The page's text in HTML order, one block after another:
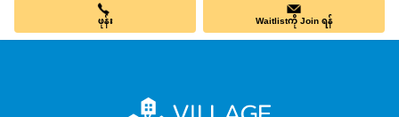
ဖုန်း Waitlistကို Join ရန်